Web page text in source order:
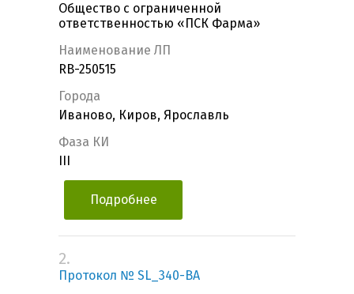
Общество с ограниченной
ответственностью «ПСК Фарма»
Наименование ЛП
RB-250515
Города
Иваново, Киров, Ярославль
Фаза КИ
Подробнее
2.
Протокол № SL_340-BA